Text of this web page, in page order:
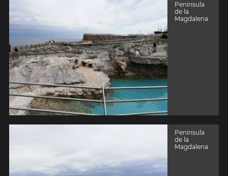
Peninsula
de la
Magdalena
Peninsula
de la
Magdalena